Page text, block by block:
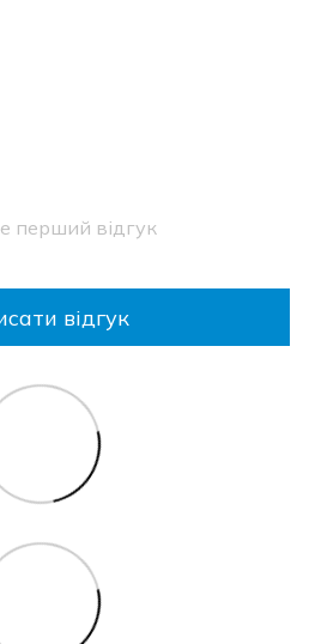
перший відгук
відгук